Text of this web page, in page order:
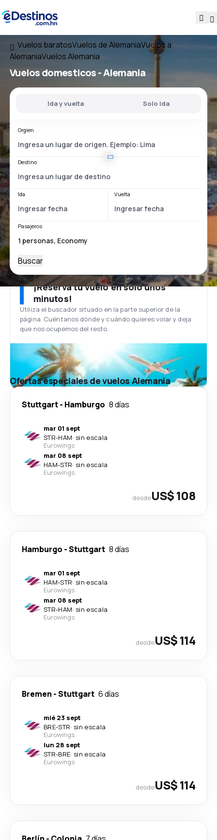
Vuelos baratosVuelos de AlemaniaVuelos a
AlemaniaVuelos Alemania
Vuelos domesticos -Alemania
Ida y vuelta Solo ida
Orgien
Destino
Ida Vuelta
Pasajeros
Buscar
¡Reserva tu vuelo en solo unos
minutos!
Utiliza el buscador situado en la parte superior de la
página. Cuéntanos dónde y cuándo quieres volar y deja
que nos ocupemos del resto.
Ofertas especiales de vuelos Alemania
Stuttgart- Hamburgo 8 días
mar 01 sept
STR-HAM· sin escala
Eurowings
mar 08 sept
HAM-STR· sin escala
Eurowings
desdeUS$ 108
Hamburgo -Stuttgart 8 días
mar 01 sept
HAM-STR· sin escala
Eurowings
mar 08 sept
STR-HAM· sin escala
Eurowings
desdeUS$ 114
Bremen -Stuttgart 6 días
mié 23 sept
BRE-STR· sin escala
Eurowings
lun 28 sept
STR-BRE· sin escala
Eurowings
desdeUS$ 114